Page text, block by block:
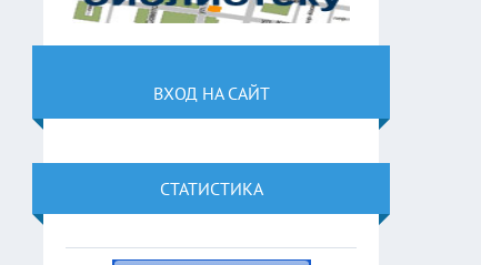
ВХОД НА САЙТ
СТАТИСТИКА